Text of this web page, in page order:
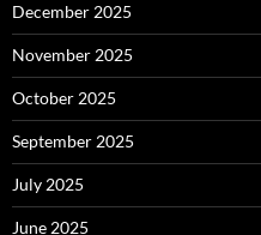
December 2025
November 2025
October 2025
September 2025
July 2025
June 2025